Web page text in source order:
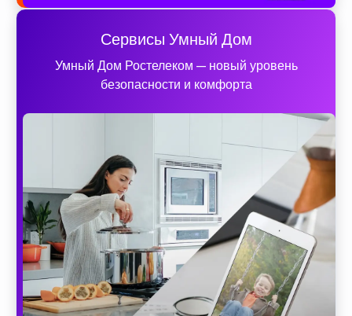
Сервисы Умный Дом
Умный Дом Ростелеком — новый уровень
безопасности и комфорта